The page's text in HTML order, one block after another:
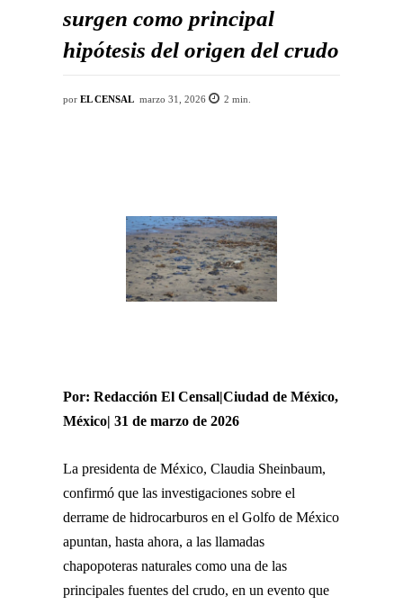
surgen como principal
hipótesis del origen del crudo
por EL CENSAL marzo 31, 2026 2 min.
Por: Redacción El Censal|Ciudad de México,
México| 31 de marzo de 2026
La presidenta de México, Claudia Sheinbaum,
confirmó que las investigaciones sobre el
derrame de hidrocarburos en el Golfo de México
apuntan, hasta ahora, a las llamadas
chapopoteras naturales como una de las
principales fuentes del crudo, en un evento que